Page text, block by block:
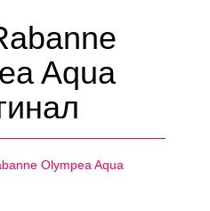
Aqua
Olympea Aqua